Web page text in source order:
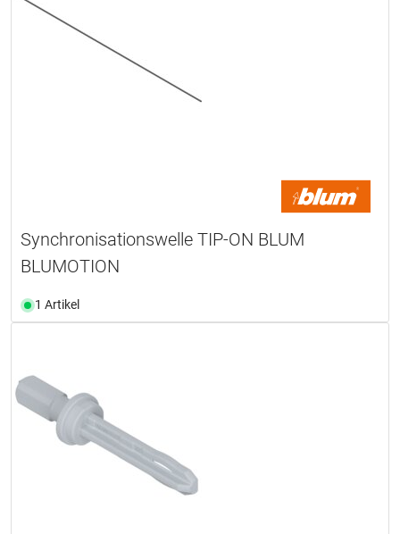
Synchronisationswelle TIP-ON BLUM
BLUMOTION
1 Artikel